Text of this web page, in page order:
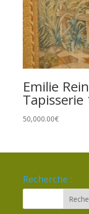
Emilie
Tapisserie
50,000.00€
Recherche :